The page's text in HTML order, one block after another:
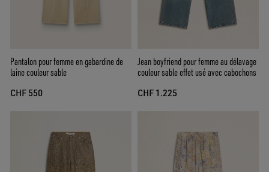
Pantalon pour femme en gabardine de
laine couleur sable
CHF 550
Jean boyfriend pour femme au délavage
couleur sable effet usé avec cabochons
CHF 1.225